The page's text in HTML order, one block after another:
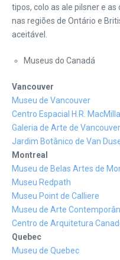
tipos, colo as ale pilsner e
nas regiões de Ontário e
aceitável.
Museus do Canadá
Vancouver
Museu de Vancouver
Centro Espacial H.R.
Galeria de Arte de Vancouver
Jardim Botânico de Van
Montreal
Museu de Belas Artes de
Museu Redpath
Museu Point de Calliere
Museu de Arte
Centro de Arquitetura
Quebec
Museu de Quebec